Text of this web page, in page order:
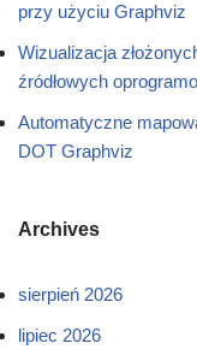
przy użyciu Graphviz
Wizualizacja
źródłowych
Automatyczne
DOT Graphviz
Archives
sierpień 2026
lipiec 2026